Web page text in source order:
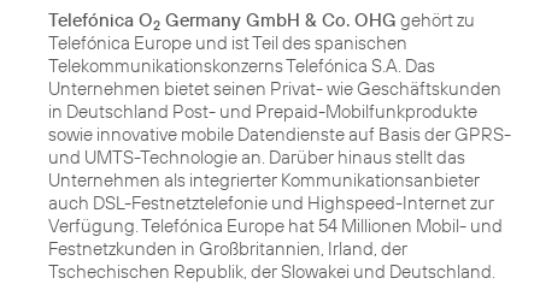
Telefónica O2 Germany GmbH & Co. OHG gehört zu
Telefónica Europe und ist Teil des spanischen
Telekommunikationskonzerns Telefónica S.A. Das
Unternehmen bietet seinen Privat- wie Geschäftskunden
in Deutschland Post- und Prepaid-Mobilfunkprodukte
sowie innovative mobile Datendienste auf Basis der GPRS-
und UMTS-Technologie an. Darüber hinaus stellt das
Unternehmen als integrierter Kommunikationsanbieter
auch DSL-Festnetztelefonie und Highspeed-Internet zur
Verfügung. Telefónica Europe hat 54 Millionen Mobil- und
Festnetzkunden in Großbritannien, Irland, der
Tschechischen Republik, der Slowakei und Deutschland.